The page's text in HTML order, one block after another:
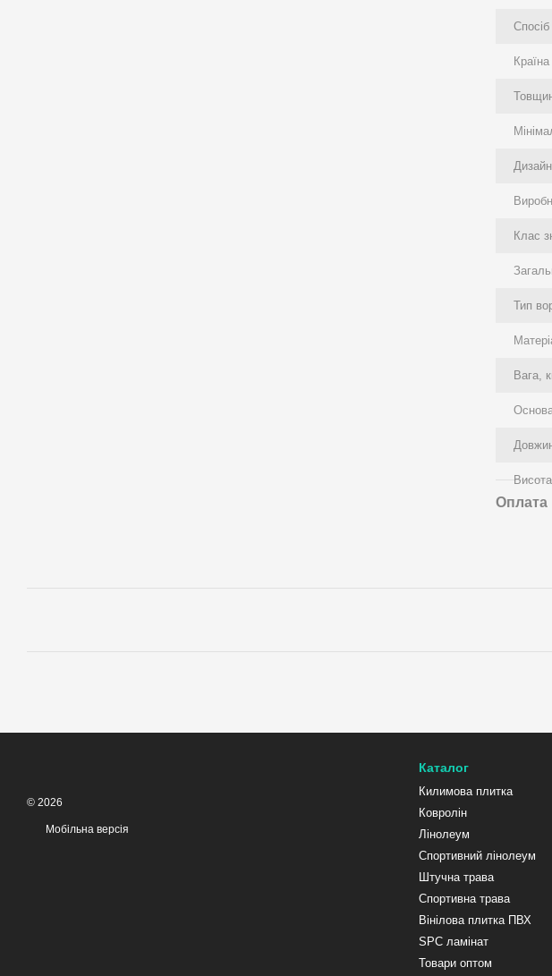
Клас
Тип
Вага,
Оплата
© 2026
Мобільна версія
Каталог
Килимова плитка
Ковролін
Лінолеум
Спортивний лінолеум
Штучна трава
Спортивна трава
Вінілова плитка ПВХ
SPC ламінат
Товари оптом